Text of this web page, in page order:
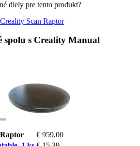
diely pre tento produkt?
Scan Raptor
spolu s Creality Manual
€ 959,00